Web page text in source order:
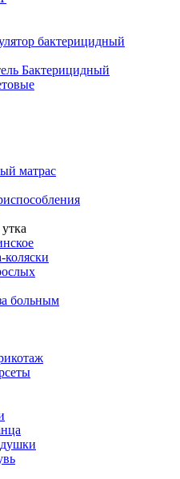
бактерицидный
Бактерицидный
матрас
больным